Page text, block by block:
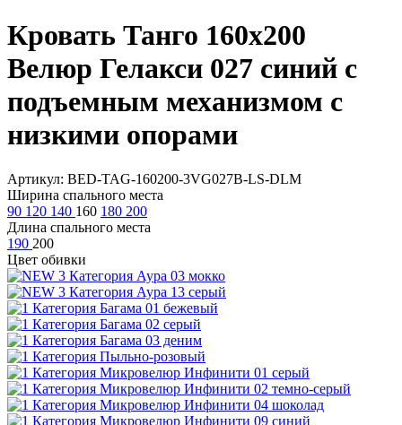
Кровать Танго 160х200
Велюр Гелакси 027 синий с
подъемным механизмом с
низкими опорами
Артикул: BED-TAG-160200-3VG027B-LS-DLM
Ширина спального места
90 120 140 160 180 200
Длина спального места
190 200
Цвет обивки